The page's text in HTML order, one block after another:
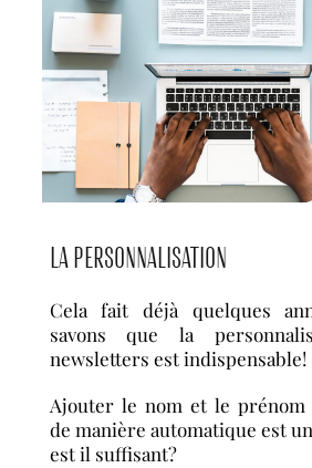
LA PERSONNALISATION
Cela fait déjà quelques
savons que la
newsletters est indispensable!
Ajouter le nom et le prénom
de manière automatique est
est il suffisant?